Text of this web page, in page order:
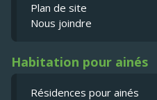
Plan de site
Nous joindre
Habitation pour ainés
Résidences pour ainés